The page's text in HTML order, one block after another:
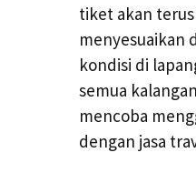
tiket akan
menyesuaikan
kondisi di
semua
mencoba
dengan jasa